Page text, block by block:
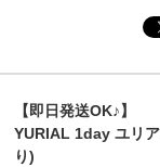
【即日発送OK♪】
YURIAL 1day ユリ
り)